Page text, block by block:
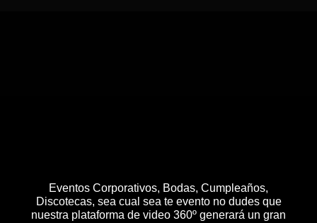
Eventos Corporativos, Bodas, Cumpleaños,
Discotecas, sea cual sea te evento no dudes que
nuestra plataforma de video 360º generará un gran